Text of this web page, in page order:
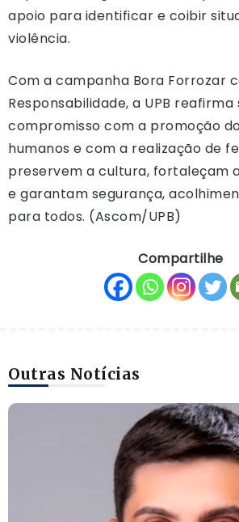
apoio para identificar e coibir
violência.
Com a campanha Bora Forrozar
Responsabilidade, a UPB reafirma
compromisso com a promoção
humanos e com a realização de
preservem a cultura, fortaleçam
e garantam segurança,
para todos. (Ascom/UPB)
Compartilhe
Outras Notícias